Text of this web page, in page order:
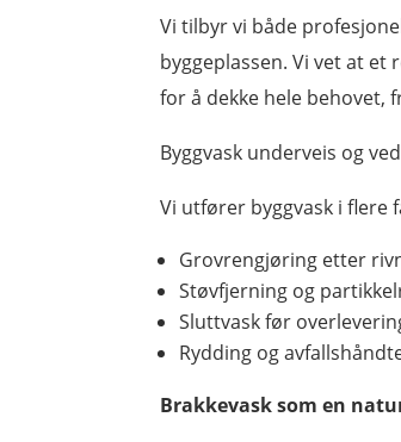
Vi tilbyr vi både
byggeplassen. Vi vet at
for å dekke hele behovet,
Byggvask underveis og
Vi utfører byggvask i flere
Grovrengjøring etter
Støvfjerning og
Sluttvask før
Rydding og
Brakkevask som en